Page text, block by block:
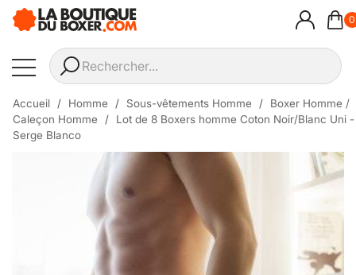
0
Accueil Homme Sous-vêtements Homme
Boxer Homme /
Caleçon Homme
Lot de 8 Boxers homme Coton Noir/Blanc Uni -
Serge Blanco